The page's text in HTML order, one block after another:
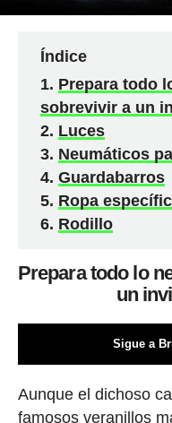
Índice
Prepara todo
sobrevivir a un
Luces
Neumáticos
Guardabarros
Ropa
Rodillo
Prepara todo lo
un
Sigue a
Aunque el dichoso
famosos veranillos